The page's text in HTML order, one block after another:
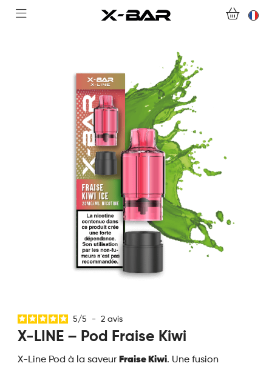
COLLECTIONS
NOUS CONTACTER
FOIRE AUX QUESTIONS
DEVENIR REVENDEUR
MON COMPTE
5/5 - 2 avis
X-LINE – Pod Fraise Kiwi
X-Line Pod à la saveur Fraise Kiwi. Une fusion